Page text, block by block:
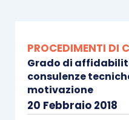
PROCEDIMENTI DI
Grado di
consulenze
motivazione
20 Febbraio 2018